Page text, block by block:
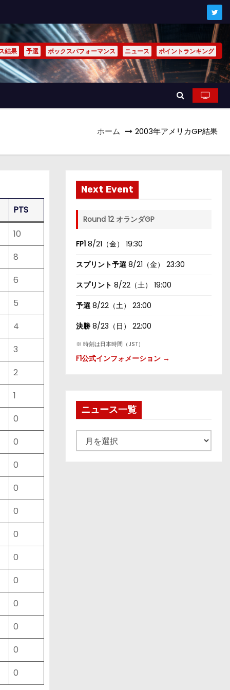
結果 予選 ボックスパフォーマンス ニュース ポイントランキング
ホーム 2003年アメリカGP結果
PTS
10
8
6
5
4
3
2
1
0
0
0
0
0
0
0
0
0
0
0
0
Next Event
Round 12 オランダGP
FP1 8/21（金） 19:30
スプリント予選 8/21（金） 23:30
スプリント 8/22（土） 19:00
予選 8/22（土） 23:00
決勝 8/23（日） 22:00
※ 時刻は日本時間（JST）
F1公式インフォメーション →
ニュース一覧
ュ